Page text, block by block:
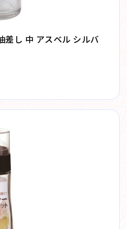
差し 中 アスベル シルバ